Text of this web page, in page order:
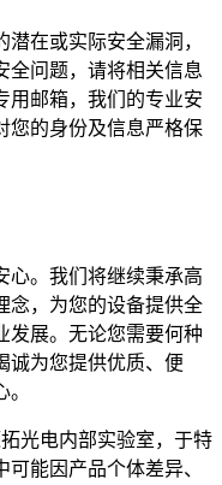
在或实际安全漏洞，
全问题，请将相关信息
用邮箱，我们的专业安
您的身份及信息严格保
心。我们将继续秉承高
念，为您的设备提供全
发展。无论您需要何种
诚为您提供优质、便
光电内部实验室，于特
能因产品个体差异、